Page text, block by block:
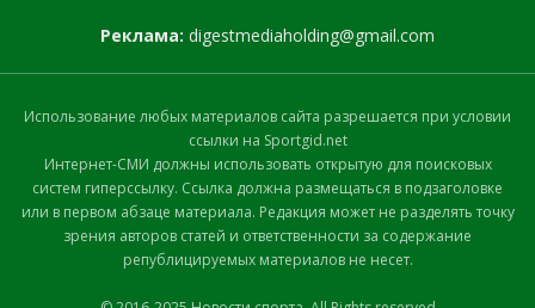
Реклама: digestmediaholding@gmail.com
Использование любых материалов сайта разрешается при условии
ссылки на Sportgid.net
Интернет-СМИ должны использовать открытую для поисковых
систем гиперссылку. Ссылка должна размещаться в подзаголовке
или в первом абзаце материала. Редакция может не разделять точку
зрения авторов статей и ответственности за содержание
републицируемых материалов не несет.